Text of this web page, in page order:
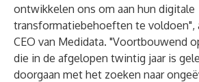
ontwikkelen ons om aan hun digitale
transformatiebehoeften te voldoen",
CEO van Medidata. "Voortbouwend
die in de afgelopen twintig jaar is
doorgaan met het zoeken naar